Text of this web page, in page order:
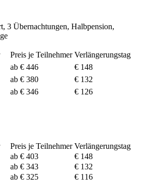
3 Übernachtungen, Halbpension,
Preis je Teilnehmer Verlängerungstag
ab € 446
€ 148
ab € 380
€ 132
ab € 346 € 126
Preis je Teilnehmer Verlängerungstag
ab € 403
€ 148
ab € 343
€ 132
ab € 325 € 116